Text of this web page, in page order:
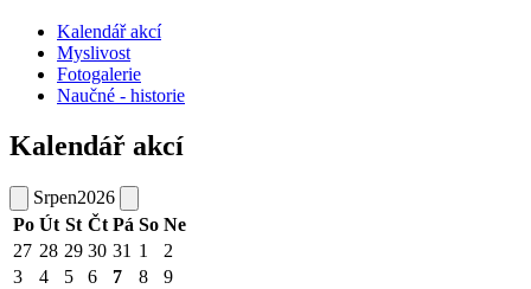
Kalendář akcí
Myslivost
Fotogalerie
Naučné - historie
Kalendář akcí
Srpen2026
Po Út St Čt Pá So Ne
27 28 29 30 31 1
2
3
4 5 6 7 8
9